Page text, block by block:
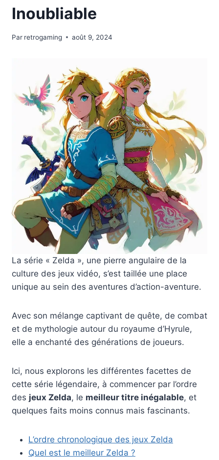
Inoubliable
Par retrogaming août 9, 2024
La série « Zelda », une pierre angulaire de la
culture des jeux vidéo, s’est taillée une place
unique au sein des aventures d’action-aventure.
Avec son mélange captivant de quête, de combat
et de mythologie autour du royaume d’Hyrule,
elle a enchanté des générations de joueurs.
Ici, nous explorons les différentes facettes de
cette série légendaire, à commencer par l’ordre
des jeux Zelda, le meilleur titre inégalable, et
quelques faits moins connus mais fascinants.
L’ordre chronologique des jeux Zelda
Quel est le meilleur Zelda ?